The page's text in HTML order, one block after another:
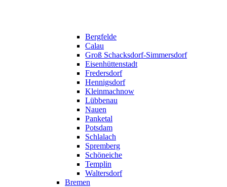
Bergfelde
Calau
Groß Schacksdorf-Simmersdorf
Eisenhüttenstadt
Fredersdorf
Hennigsdorf
Kleinmachnow
Lübbenau
Nauen
Panketal
Potsdam
Schlalach
Spremberg
Schöneiche
Templin
Waltersdorf
Bremen